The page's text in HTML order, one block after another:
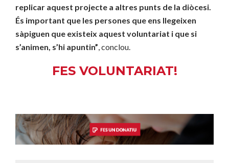
replicar aquest projecte a altres punts de la diòcesi.
És important que les persones que ens llegeixen
sàpiguen que existeix aquest voluntariat i que si
s’animen, s’hi apuntin”, conclou.
FES VOLUNTARIAT!